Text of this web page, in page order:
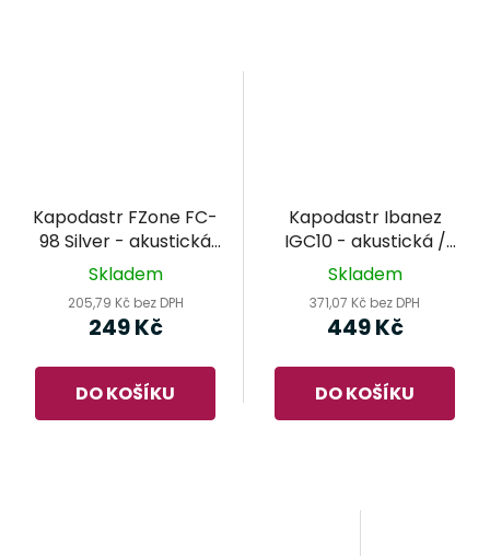
Kapodastr FZone FC-
98 Silver - akustická
kytara
Skladem
205,79 Kč bez DPH
249 Kč
DO KOŠÍKU
Kapodastr Ibanez
IGC10 - akustická /
elektrická kytara
Skladem
371,07 Kč bez DPH
449 Kč
DO KOŠÍKU